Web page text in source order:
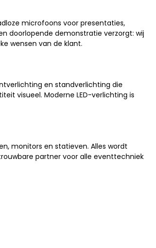
microfoons voor presentaties,
doorlopende demonstratie verzorgt: wij
wensen van de klant.
en standverlichting die
visueel. Moderne LED-verlichting is
monitors en statieven. Alles wordt
partner voor alle eventtechniek